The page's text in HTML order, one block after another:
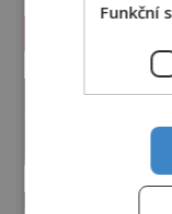
Funkční